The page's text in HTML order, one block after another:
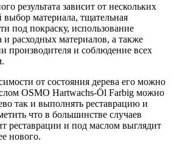
результата зависит от нескольких
материала, тщательная
под покраску, использование
и расходных материалов, а также
производителя и соблюдение всех
от состояния дерева его можно
OSMO Hartwachs-Öl Farbig можно
так и выполнять реставрацию и
что в большинстве случаев
реставрации и под маслом выглядит
нового.